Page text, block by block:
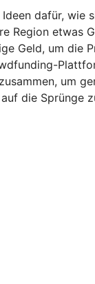
dafür, wie
Region etwas
Geld, um die
um
die Sprünge